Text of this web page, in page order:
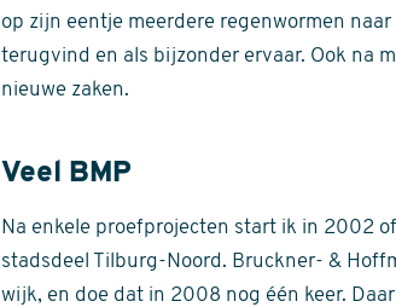
op zijn eentje meerdere regenwormen
terugvind en als bijzonder ervaar. Ook na
nieuwe zaken.
Veel BMP
Na enkele proefprojecten start ik in 2002
stadsdeel Tilburg-Noord. Bruckner- &
wijk, en doe dat in 2008 nog één keer.